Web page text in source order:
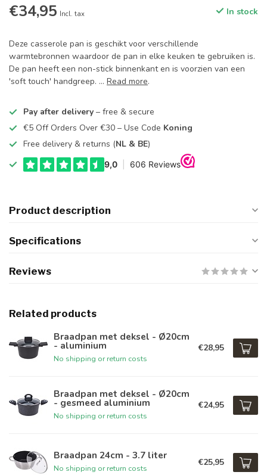
€34,95 Incl. tax In stock
Deze casserole pan is geschikt voor verschillende
warmtebronnen waardoor de pan in elke keuken te gebruiken is.
De pan heeft een non-stick binnenkant en is voorzien van een
'soft touch' handgreep. ... Read more.
Pay after delivery – free & secure
€5 Off Orders Over €30 – Use Code Koning
Free delivery & returns (NL & BE)
Product description
Specifications
Reviews
Related products
Braadpan met deksel - Ø20cm
- aluminium
No shipping or return costs
€28,95
Braadpan met deksel - Ø20cm
- gesmeed aluminium
No shipping or return costs
€24,95
Braadpan 24cm - 3.7 liter
No shipping or return costs
€25,95